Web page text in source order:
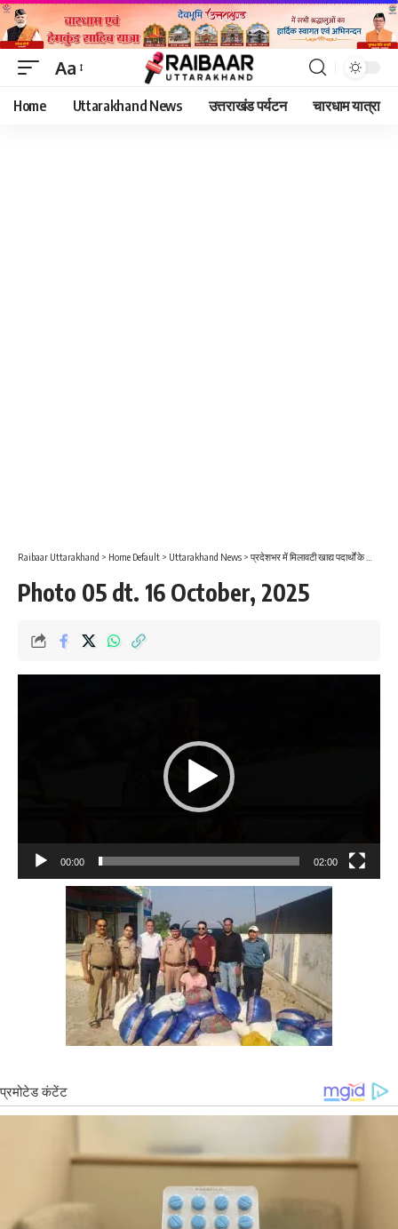
Font
Resizer
Aa
Home Uttarakhand News उत्तराखंड पर्यटन चारधाम यात्रा
Raibaar Uttarakhand > Home Default > Uttarakhand News > प्रदेशभर में मिलावटी खाद्य पदार्थों के खिलाफ अभियान लगातार जारी
Photo 05 dt. 16 October, 2025
00:00 02:00